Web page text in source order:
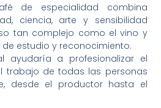
de especialidad combina
ciencia, arte y sensibilidad
tan complejo como el vino y
estudio y reconocimiento.
ayudaría a profesionalizar el
trabajo de todas las personas
desde el productor hasta el